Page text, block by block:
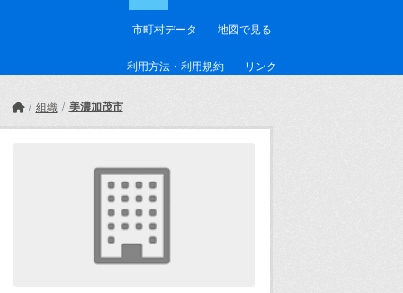
市町村データ 地図で見る
利用方法・利用規約 リンク
組織 美濃加茂市